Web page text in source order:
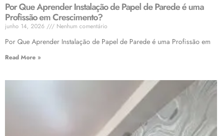
Por Que Aprender Instalação de Papel de Parede é uma
Profissão em Crescimento?
junho 14, 2026 Nenhum comentário
Por Que Aprender Instalação de Papel de Parede é uma Profissão em
Read More »